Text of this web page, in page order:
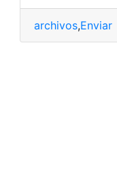
Móvil,Obtener,Rápido
archivos,Enviar